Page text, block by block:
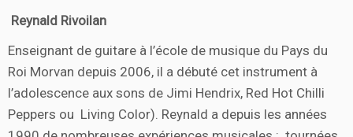
Reynald Rivoilan
Enseignant de guitare à l’école de musique du Pays du
Roi Morvan depuis 2006, il a débuté cet instrument à
l’adolescence aux sons de Jimi Hendrix, Red Hot Chilli
Peppers ou Living Color). Reynald a depuis les années